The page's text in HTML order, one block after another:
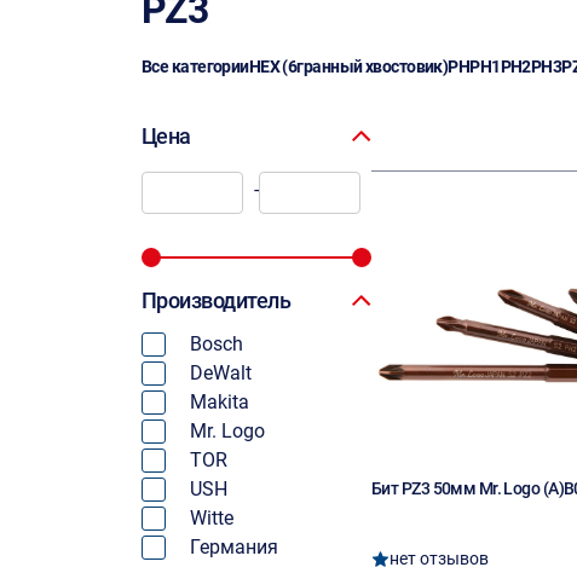
PZ3
Все категорииHEX (6гранный хвостовик)PHPH1PH2PH3
Цена
-
Производитель
Bosch
DeWalt
Makita
Mr. Logo
TOR
USH
Witte
Германия
Бит PZ3 50мм Mr. Logo
нет отзывов